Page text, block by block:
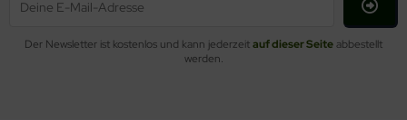
Der Newsletter ist kostenlos und kann jederzeitauf dieser Seiteabbestellt
werden.